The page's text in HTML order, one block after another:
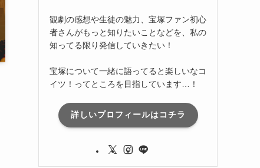
観劇の感想や生徒の魅力、宝塚ファン初心
者さんがもっと知りたいことなどを、私の
知ってる限り発信していきたい！
宝塚について一緒に語ってると楽しいなコ
イツ！ってところを目指しています…！
詳しいプロフィールはコチラ